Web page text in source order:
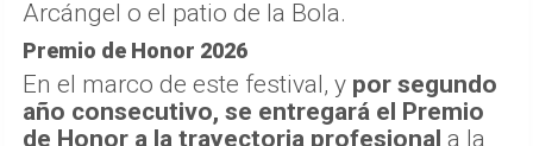
Arcángel o el patio de la Bola.
Premio de Honor 2026
En el marco de este festival, y por segundo
año consecutivo, se entregará el Premio
de Honor a la trayectoria profesional a la